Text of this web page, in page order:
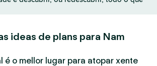
ideas de plans para Nam
é o mellor lugar para atopar xente